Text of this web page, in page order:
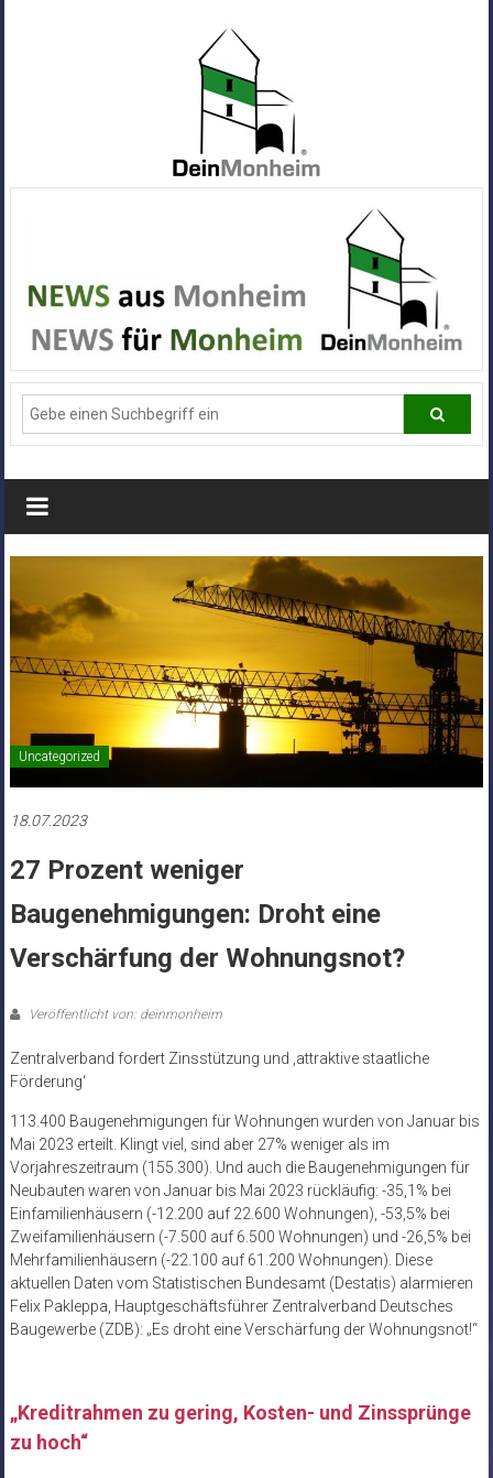
Alle
News
aus
Deiner
Stadt
Monheim
Uncategorized
18.07.2023
27 Prozent weniger
Baugenehmigungen: Droht eine
Verschärfung der Wohnungsnot?
Veröffentlicht von: deinmonheim
Zentralverband fordert Zinsstützung und ‚attraktive staatliche
Förderung‘
113.400 Baugenehmigungen für Wohnungen wurden von Januar bis
Mai 2023 erteilt. Klingt viel, sind aber 27% weniger als im
Vorjahreszeitraum (155.300). Und auch die Baugenehmigungen für
Neubauten waren von Januar bis Mai 2023 rückläufig: -35,1% bei
Einfamilienhäusern (-12.200 auf 22.600 Wohnungen), -53,5% bei
Zweifamilienhäusern (-7.500 auf 6.500 Wohnungen) und -26,5% bei
Mehrfamilienhäusern (-22.100 auf 61.200 Wohnungen). Diese
aktuellen Daten vom Statistischen Bundesamt (Destatis) alarmieren
Felix Pakleppa, Hauptgeschäftsführer Zentralverband Deutsches
Baugewerbe (ZDB): „Es droht eine Verschärfung der Wohnungsnot!“
„Kreditrahmen zu gering, Kosten- und Zinssprünge
zu hoch“